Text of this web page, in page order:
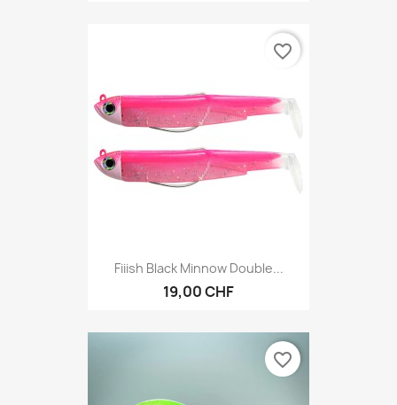
Fiiish Black Minnow Double...
19,00 CHF
favorite_border
favorite_border